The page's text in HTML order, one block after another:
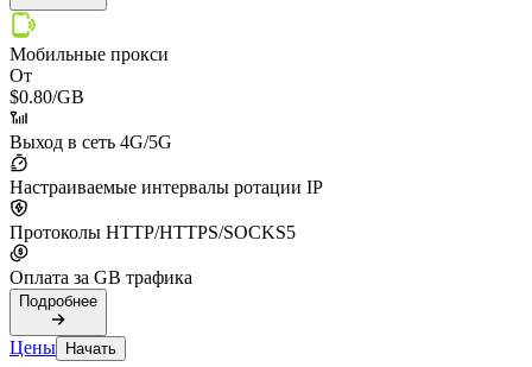
Мобильные прокси
От
$0.80/GB
Выход в сеть 4G/5G
Настраиваемые интервалы ротации IP
Протоколы HTTP/HTTPS/SOCKS5
Оплата за GB трафика
Подробнее
Цены Начать